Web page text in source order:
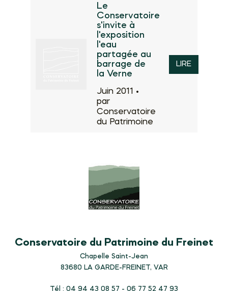
Le
Conservatoire
s'invite à
l'exposition
l'eau
partagée au
barrage de
la Verne
Juin 2011 •
par
Conservatoire
du Patrimoine
LIRE
Conservatoire du Patrimoine du Freinet
Chapelle Saint-Jean
83680 LA GARDE-FREINET, VAR
Tél : 04 94 43 08 57 - 06 77 52 47 93